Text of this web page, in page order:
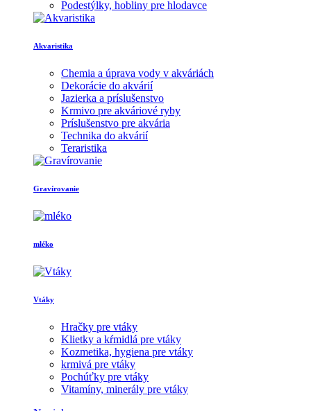
Podestýlky, hobliny pre hlodavce
Akvaristika
Chemia a úprava vody v akváriách
Dekorácie do akvárií
Jazierka a príslušenstvo
Krmivo pre akváriové ryby
Príslušenstvo pre akvária
Technika do akvárií
Teraristika
Gravírovanie
mléko
Vtáky
Hračky pre vtáky
Klietky a kŕmidlá pre vtáky
Kozmetika, hygiena pre vtáky
krmivá pre vtáky
Pochúťky pre vtáky
Vitamíny, minerály pre vtáky